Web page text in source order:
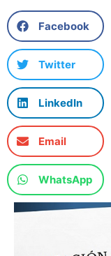
Facebook
Twitter
LinkedIn
Email
WhatsApp